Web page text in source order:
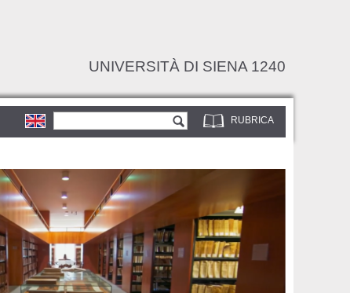
UNIVERSITÀ DI SIENA 1240
RUBRICA
Form di ricerca